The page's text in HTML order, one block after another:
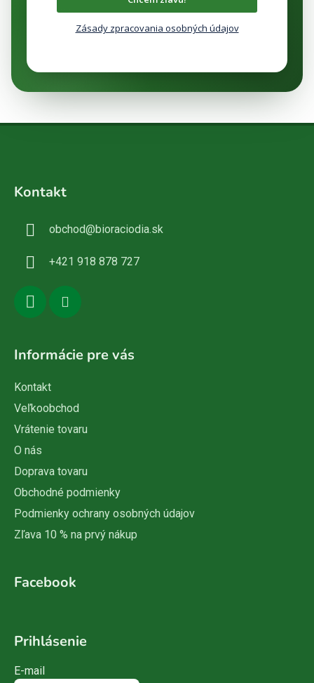
Zásady zpracovania osobných údajov
Kontakt
obchod@bioraciodia.sk
+421 918 878 727
Informácie pre vás
Kontakt
Veľkoobchod
Vrátenie tovaru
O nás
Doprava tovaru
Obchodné podmienky
Podmienky ochrany osobných údajov
Zľava 10 % na prvý nákup
Facebook
Prihlásenie
E-mail